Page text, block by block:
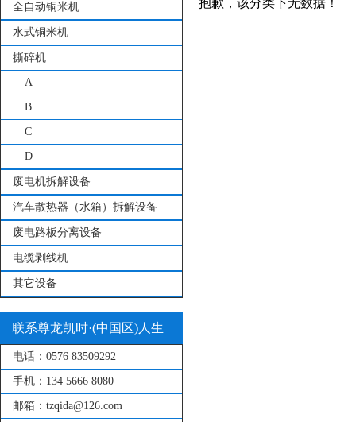
全自动铜米机
水式铜米机
撕碎机
A
B
C
D
废电机拆解设备
汽车散热器（水箱）拆解设备
废电路板分离设备
电缆剥线机
其它设备
联系尊龙凯时·(中国区)人生
就是搏!
电话： 0576 83509292
手机： 134 5666 8080
邮箱： tzqida@126.com
抱歉，该分类下无数据！